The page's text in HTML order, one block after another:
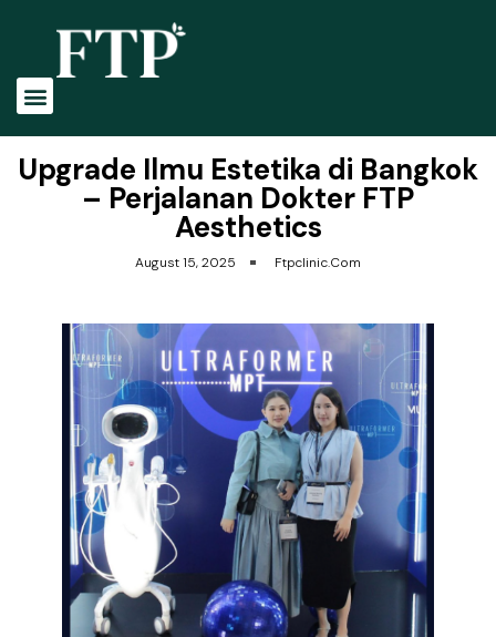
Upgrade Ilmu Estetika di Bangkok
– Perjalanan Dokter FTP
Aesthetics
August 15, 2025 Ftpclinic.com